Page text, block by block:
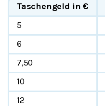
Taschengeld in €
5
6
7,50
10
12